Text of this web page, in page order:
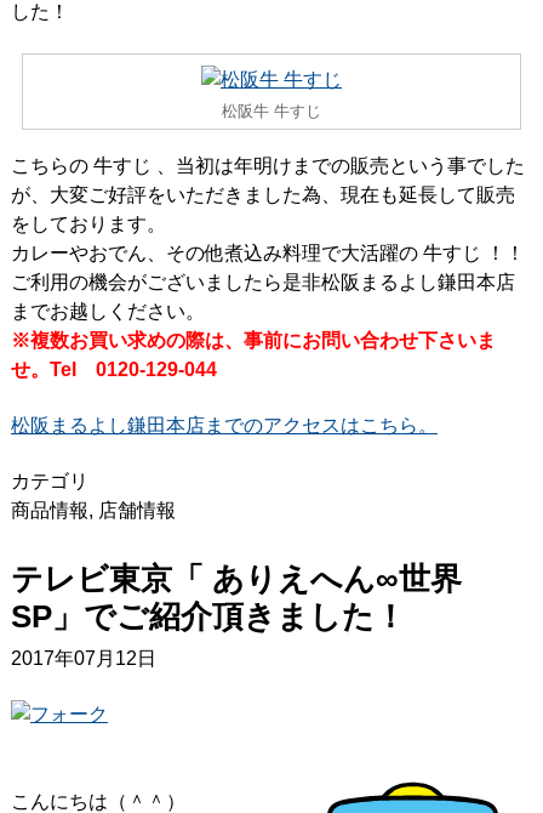
した！
松阪牛 牛すじ
こちらの 牛すじ 、当初は年明けまでの販売という事でした
が、大変ご好評をいただきました為、現在も延長して販売
をしております。
カレーやおでん、その他煮込み料理で大活躍の 牛すじ ！！
ご利用の機会がございましたら是非松阪まるよし鎌田本店
までお越しください。
※複数お買い求めの際は、事前にお問い合わせ下さいま
せ。Tel 0120-129-044
松阪まるよし鎌田本店までのアクセスはこちら。
カテゴリ
商品情報, 店舗情報
テレビ東京「 ありえへん∞世界
SP」でご紹介頂きました！
2017年07月12日
こんにちは（＾＾）